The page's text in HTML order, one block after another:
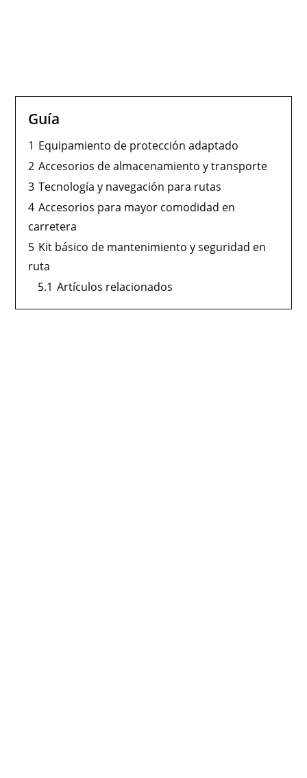
Guía
1 Equipamiento de protección adaptado
2 Accesorios de almacenamiento y transporte
3 Tecnología y navegación para rutas
4 Accesorios para mayor comodidad en
carretera
5 Kit básico de mantenimiento y seguridad en
ruta
5.1 Artículos relacionados